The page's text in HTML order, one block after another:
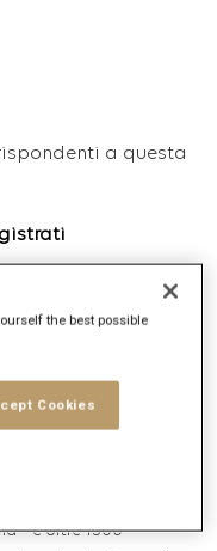
a questa
Publicis Groupe è
– e oltre 1500
the best possible
Cookies